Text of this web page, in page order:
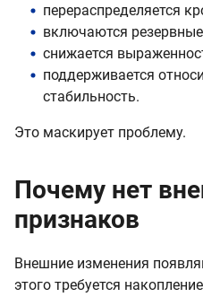
перераспределяется
включаются
снижается
поддерживается
стабильность.
Это маскирует проблему.
Почему нет
признаков
Внешние изменения
этого требуется